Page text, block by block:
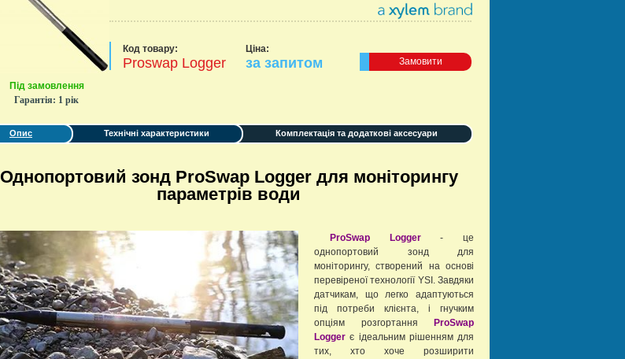
Код товару:
Proswap Logger
Ціна:
за запитом Замовити
Під замовлення
Гарантія: 1 рік
Опис Технічні характеристики Комплектація та додаткові аксесуари
Однопортовий зонд ProSwap Logger для моніторингу
параметрів води
ProSwap Logger- це
однопортовий зонд для
моніторингу, створений на основі
перевіреної технології YSI. Завдяки
датчикам, що легко адаптуються
під потреби клієнта, і гнучким
опціям розгортання
ProSwap
Logger є ідеальним рішенням для
тих, хто хоче розширити